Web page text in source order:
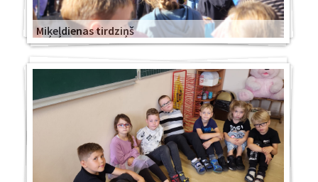
Miķeļdienas tirdziņš